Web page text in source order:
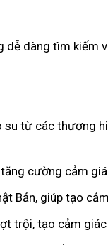
dàng tìm kiếm
từ các thương
cường cảm
Bản, giúp tạo
trội, tạo cảm